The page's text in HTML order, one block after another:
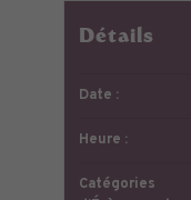
Détails
Date :
Heure :
Catégories